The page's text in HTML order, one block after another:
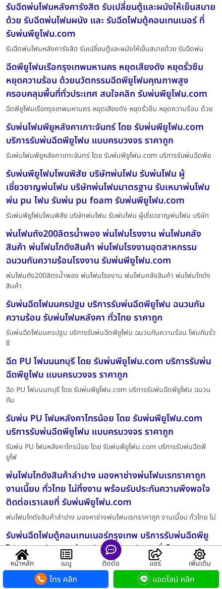
รับฉีดพ่นโฟมหลังคารังสิต รับเปลี่ยนตู้และผนังให้เย็นสบาย
ด้วย รับฉีดพ่นโฟมผนัง และ รับฉีดโฟมตู้คอนเทนเนอร์ ที่
รับพ่นพียูโฟม.com
รับฉีดพ่นโฟมหลังคารังสิต รับเปลี่ยนตู้และผนังให้เย็นสบายด้วย รับฉีดพ่น
ฉีดพียูโฟมเรือกรุงเทพมหานคร หยุดเสียงดัง หยุดรั่วซึม
หยุดความร้อน ด้วยนวัตกรรมฉีดพียูโฟมคุณภาพสูง
ครอบคลุมพื้นที่ทั่วประเทศ สนใจคลิก รับพ่นพียูโฟม.com
ฉีดพียูโฟมเรือกรุงเทพมหานคร หยุดเสียงดัง หยุดรั่วซึม หยุดความร้อน ด้วย
รับพ่นโฟมพียูหลังคาเกาะจันทร์ โดย รับพ่นพียูโฟม.com
บริการรับพ่นฉีดพียูโฟม แบบครบวงจร ราคาถูก
รับพ่นโฟมพียูหลังคาเกาะจันทร์ โดย รับพ่นพียูโฟม.com บริการรับพ่นฉีดพีย
รับพ่นพียูโฟมโพนพิสัย บริษัทพ่นโฟม รับพ่นโฟม ผู้
เชี่ยวชาญพ่นโฟม บริษัทพ่นโฟมมาตรฐาน รับเหมาพ่นโฟม
พ่น pu โฟม รับพ่น pu foam รับพ่นพียูโฟม.com
รับพ่นพียูโฟมโพนพิสัย บริษัทพ่นโฟม รับพ่นโฟม ผู้เชี่ยวชาญพ่นโฟม บริษัท
พ่นโฟมถัง200ลิตรน้ำพอง พ่นโฟมโรงงาน พ่นโฟมคลัง
สินค้า พ่นโฟมโกดังสินค้า พ่นโฟมโรงงานอุตสาหกรรม
ฉนวนกันความร้อนโรงงาน รับพ่นพียูโฟม.com
พ่นโฟมถัง200ลิตรน้ำพอง พ่นโฟมโรงงาน พ่นโฟมคลังสินค้า พ่นโฟมโกดัง
สินค้า
รับพ่นฉีดโฟมนครปฐม บริการรับพ่นฉีดพียูโฟม ฉนวนกัน
ความร้อน รับพ่นโฟมหลังคา ทั่วไทย ราคาถูก
รับพ่นฉีดโฟมนครปฐม บริการรับพ่นฉีดพียูโฟม ฉนวนกันความร้อน โฟมกันรั่ว
ซึ
ฉีด PU โฟมนนทบุรี โดย รับพ่นพียูโฟม.com บริการรับพ่น
ฉีดพียูโฟม แบบครบวงจร ราคาถูก
ฉีด PU โฟมนนทบุรี โดย รับพ่นพียูโฟม.com บริการรับพ่นฉีดพียูโฟม ฉนวน
กัน
รับพ่น PU โฟมหลังคาไทรน้อย โดย รับพ่นพียูโฟม.com
บริการรับพ่นฉีดพียูโฟม แบบครบวงจร ราคาถูก
รับพ่น PU โฟมหลังคาไทรน้อย โดย รับพ่นพียูโฟม.com บริการรับพ่นฉีดพี
ยูโฟ
พ่นโฟมโกดังสินค้าลำปาง มองหาช่างพ่นโฟมเรทราคาถูก
งานเนี๊ยบ ทั่วไทย ไม่ทิ้งงาน พร้อมรับประกันความพึงพอใจ
ติดต่อเราเลยที่ รับพ่นพียูโฟม.com
พ่นโฟมโกดังสินค้าลำปาง มองหาช่างพ่นโฟมเรทราคาถูก งานเนี๊ยบ ทั่วไทย ไม่
รับพ่นฉีดโฟมตู้คอนเทนเนอร์กรุงเทพ บริการรับพ่นฉีดพียู
โฟม ฉนวนกันความร้อน รับพ่นโฟมหลังคา ทั่วไทย ราคาถูก
รับพ่นฉีดโฟมตู้คอนเทนเนอร์กรุงเทพ บริการรับพ่นฉีดพียูโฟม ฉนวนกันความ
หน้าหลัก เมนู ติดต่อ แชร์ เพิ่มเติม
โทร คลิก แอดไลน์ คลิก